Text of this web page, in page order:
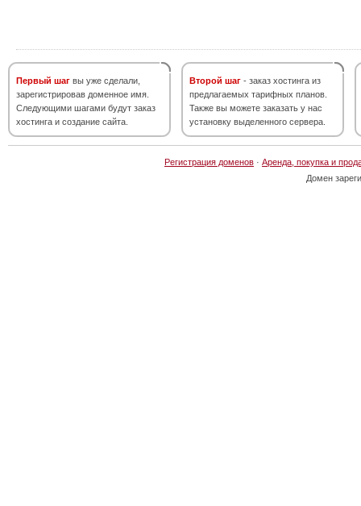
Первый шаг вы уже сделали,
зарегистрировав доменное имя.
Следующими шагами будут заказ
хостинга и создание сайта.
Второй шаг - заказ хостинга из
предлагаемых тарифных планов.
Также вы можете заказать у нас
установку выделенного сервера.
Регистрация доменов · Аренда, покупка и
Домен